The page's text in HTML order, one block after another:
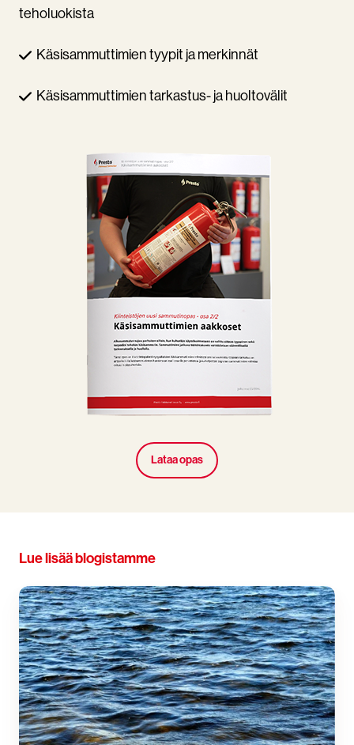
teholuokista
Käsisammuttimien tyypit ja merkinnät
Käsisammuttimien tarkastus- ja huoltovälit
Lataa opas
Lue lisää blogistamme
Ovatko
PFAS-
vapaat
sammuttimet
yhtä
tehokkaita?